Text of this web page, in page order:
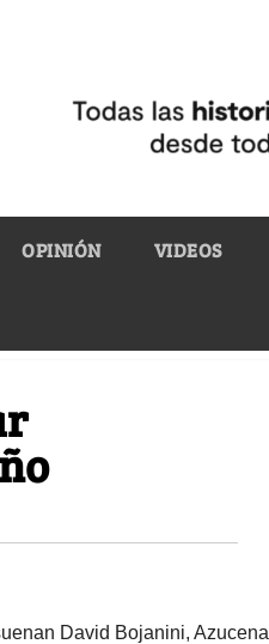
OPINIÓN VIDEOS
David Bojanini, Azucena